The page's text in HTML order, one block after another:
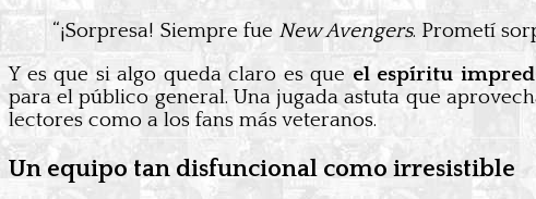
“¡Sorpresa! Siempre fue New Avengers. Prometí
Y es que si algo queda claro es que el espíritu
para el público general. Una jugada astuta que
lectores como a los fans más veteranos.
Un equipo tan disfuncional como irresistible